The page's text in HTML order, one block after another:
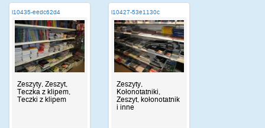
i10435-eedc62d4
Zeszyty, Zeszyt,
Teczka z klipem,
Teczki z klipem
i10427-53e1130c
Zeszyty,
Kołonotatniki,
Zeszyt, kołonotatnik
i inne